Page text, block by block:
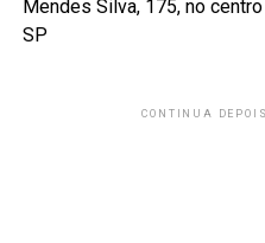
Mendes Silva, 175, no
SP
CONTINUA